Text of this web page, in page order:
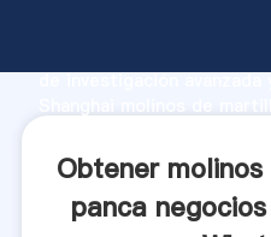
de investigación
clientes.
Obtener
panca